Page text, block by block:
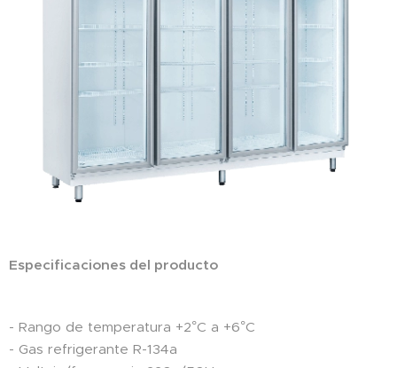
Especificaciones del producto
- Rango de temperatura +2°C a +6°C
- Gas refrigerante R-134a